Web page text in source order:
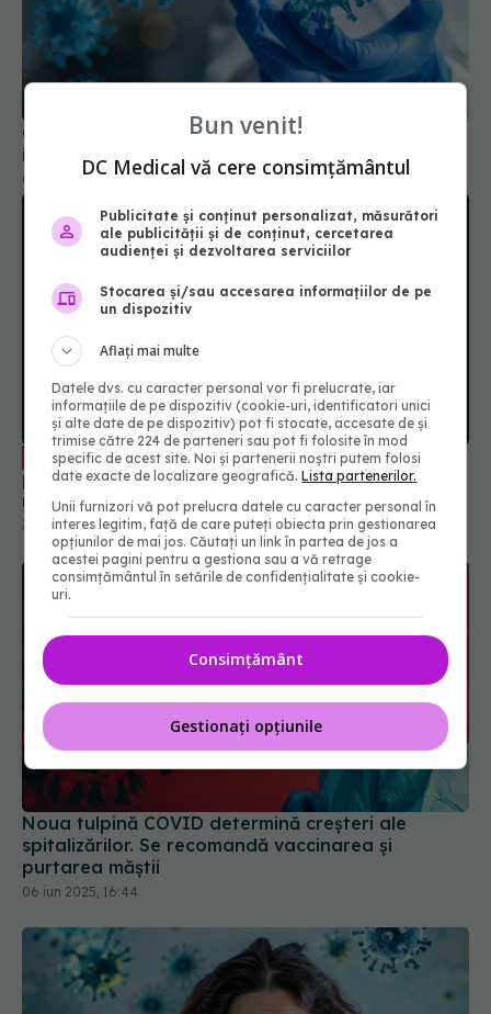
COVID, impact pe termen lung asupra sistemului
imunitar. Schimbările sunt semnificative
EXCLUSIV
pandemia de COVID. Valentin-Veron Toma: Sunt
mai multe forme de psihoză, de demență. E o
accelerare a unor fenomene care păreau să fie
într-un ritm mai lent
30 aug 2023, 20:55
Noua tulpină COVID determină creșteri ale
spitalizărilor. Se recomandă vaccinarea și
purtarea măștii
06 iun 2025, 16:44
Bun venit!
DC Medical vă cere consimțământul
Publicitate și conținut personalizat, măsurători
ale publicității și de conținut, cercetarea
audienței și dezvoltarea serviciilor
Stocarea și/sau accesarea informațiilor de pe
un dispozitiv
Aflați mai multe
Datele dvs. cu caracter personal vor fi prelucrate, iar
informațiile de pe dispozitiv (cookie-uri, identificatori unici
și alte date de pe dispozitiv) pot fi stocate, accesate de și
trimise către 224 de parteneri sau pot fi folosite în mod
specific de acest site. Noi și partenerii noștri putem folosi
date exacte de localizare geografică.Lista partenerilor.
Unii furnizori vă pot prelucra datele cu caracter personal în
interes legitim, față de care puteți obiecta prin gestionarea
opțiunilor de mai jos. Căutați un link în partea de jos a
acestei pagini pentru a gestiona sau a vă retrage
consimțământul în setările de confidențialitate și cookie-
uri.
Consimțământ
Gestionați opțiunile